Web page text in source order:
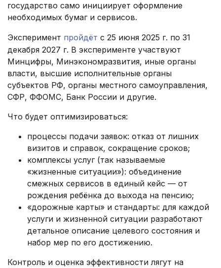
государство само инициирует оформление
необходимых бумаг и сервисов.
Эксперимент пройдёт с 25 июня 2025 г. по 31
декабря 2027 г. В эксперименте участвуют
Минцифры, Минэкономразвития, иные органы
власти, высшие исполнительные органы
субъектов РФ, органы местного самоуправления,
СФР, ФФОМС, Банк России и другие.
Что будет оптимизироваться:
процессы подачи заявок: отказ от лишних
визитов и справок, сокращение сроков;
комплексы услуг (так называемые
«жизненные ситуации»): объединение
смежных сервисов в единый кейс — от
рождения ребёнка до выхода на пенсию;
«дорожные карты» и стандарты: для каждой
услуги и жизненной ситуации разработают
детальное описание целевого состояния и
набор мер по его достижению.
Контроль и оценка эффективности лягут на